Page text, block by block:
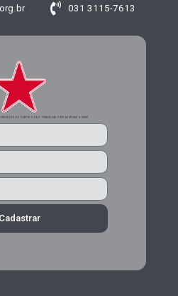
031 3115-7613
DO PARTIDO DOS TRABALHADORES DE MINAS GERAIS
Cadastrar